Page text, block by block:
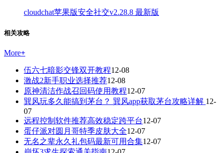
cloudchat苹果版安全社交v2.28.8 最新版
相关攻略
More+
伍六七暗影交锋双开教程12-08
激战2新手职业选择推荐12-08
原神清洁作战召回码使用教程12-07
巽风玩多久能搞到茅台？ 巽风app获取茅台攻略详解 12-
07
远程控制软件推荐高效稳定跨平台12-07
蛋仔派对圆月哥特季皮肤大全12-07
无名之辈永久礼包码最新可用合集12-07